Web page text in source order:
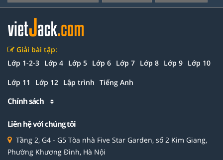
Giải bài tập:
Lớp 1-2-3 Lớp 4 Lớp 5 Lớp 6 Lớp 7 Lớp 8 Lớp 9 Lớp 10
Lớp 11 Lớp 12 Lập trình Tiếng Anh
Chính sách
Liên hệ với chúng tôi
Tầng 2, G4 - G5 Tòa nhà Five Star Garden, số 2 Kim Giang,
Phường Khương Đình, Hà Nội